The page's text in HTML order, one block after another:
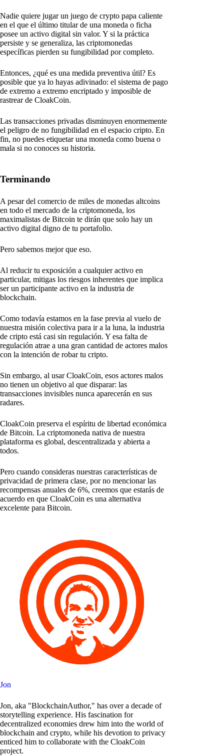
Nadie quiere jugar un juego de crypto papa caliente
en el que el último titular de una moneda o ficha
posee un activo digital sin valor. Y si la práctica
persiste y se generaliza, las criptomonedas
específicas pierden su fungibilidad por completo.
Entonces, ¿qué es una medida preventiva útil? Es
posible que ya lo hayas adivinado: el sistema de pago
de extremo a extremo encriptado y imposible de
rastrear de CloakCoin.
Las transacciones privadas disminuyen enormemente
el peligro de no fungibilidad en el espacio cripto. En
fin, no puedes etiquetar una moneda como buena o
mala si no conoces su historia.
Terminando
A pesar del comercio de miles de monedas altcoins
en todo el mercado de la criptomoneda, los
maximalistas de Bitcoin te dirán que solo hay un
activo digital digno de tu portafolio.
Pero sabemos mejor que eso.
Al reducir tu exposición a cualquier activo en
particular, mitigas los riesgos inherentes que implica
ser un participante activo en la industria de
blockchain.
Como todavía estamos en la fase previa al vuelo de
nuestra misión colectiva para ir a la luna, la industria
de cripto está casi sin regulación. Y esa falta de
regulación atrae a una gran cantidad de actores malos
con la intención de robar tu cripto.
Sin embargo, al usar CloakCoin, esos actores malos
no tienen un objetivo al que disparar: las
transacciones invisibles nunca aparecerán en sus
radares.
CloakCoin preserva el espíritu de libertad económica
de Bitcoin. La criptomoneda nativa de nuestra
plataforma es global, descentralizada y abierta a
todos.
Pero cuando consideras nuestras características de
privacidad de primera clase, por no mencionar las
recompensas anuales de 6%, creemos que estarás de
acuerdo en que CloakCoin es una alternativa
excelente para Bitcoin.
Jon
Jon, aka "BlockchainAuthor," has over a decade of
storytelling experience. His fascination for
decentralized economies drew him into the world of
blockchain and crypto, while his devotion to privacy
enticed him to collaborate with the CloakCoin
project.